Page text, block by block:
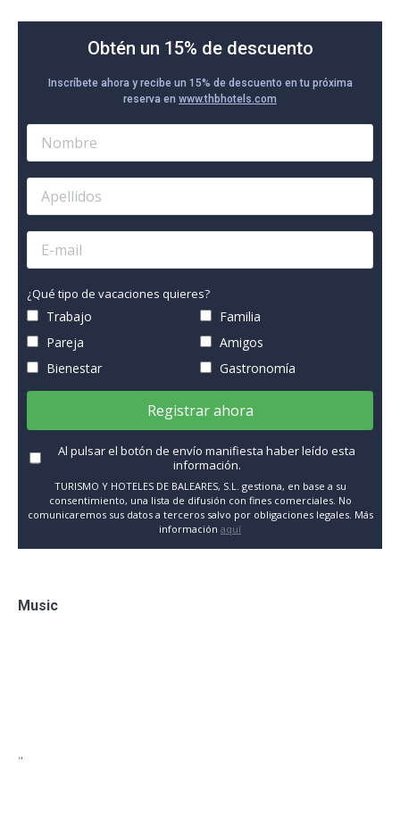
Obtén un 15% de descuento
Inscríbete ahora y recibe un 15% de descuento en tu próxima
reserva en www.thbhotels.com
¿Qué tipo de vacaciones quieres?
Trabajo
Familia
Pareja
Amigos
Bienestar
Gastronomía
Registrar ahora
Al pulsar el botón de envío manifiesta haber leído esta
información.
TURISMO Y HOTELES DE BALEARES, S.L. gestiona, en base a su
consentimiento, una lista de difusión con fines comerciales. No
comunicaremos sus datos a terceros salvo por obligaciones legales. Más
información aquí
Music
"